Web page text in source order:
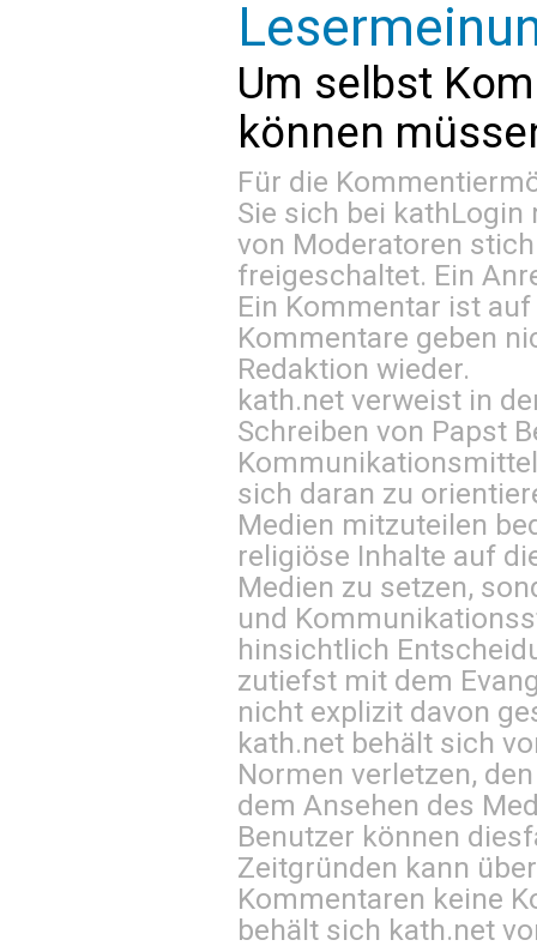
Um selbst
können
Für die
Sie sich bei kathLogin
von Moderatoren
freigeschaltet. Ein
Ein Kommentar ist
Kommentare geben
Redaktion wieder.
kath.net verweist in
Schreiben von Papst
sich daran zu
Medien mitzuteilen
religiöse Inhalte auf
Medien zu setzen,
und
hinsichtlich
zutiefst mit dem
nicht explizit davon
kath.net behält sich
Normen verletzen,
dem Ansehen des
Benutzer können
Zeitgründen kann
Kommentaren keine
behält sich kath.net